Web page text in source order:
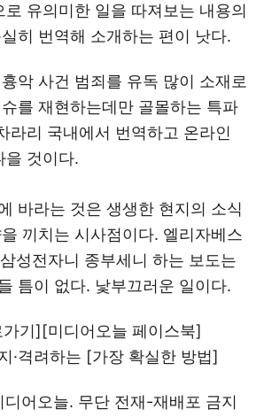
유의미한 일을 따져보는 내용의
히 번역해 소개하는 편이 낫다.
악 사건 범죄를 유독 많이 소재로
를 재현하는데만 골몰하는 특파
라리 국내에서 번역하고 온라인
을 것이다.
바라는 것은 생생한 현지의 소식
끼치는 시사점이다. 엘리자베스
성전자니 종부세니 하는 보도는
틈이 없다. 낯부끄러운 일이다.
기][미디어오늘 페이스북]
·격려하는 [가장 확실한 방법]
어오늘. 무단 전재-재배포 금지